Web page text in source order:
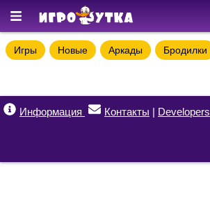
Игры Новые Аркады Бродилки
Информация Контакты | Developers